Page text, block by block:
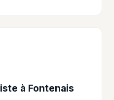
à Fontenais